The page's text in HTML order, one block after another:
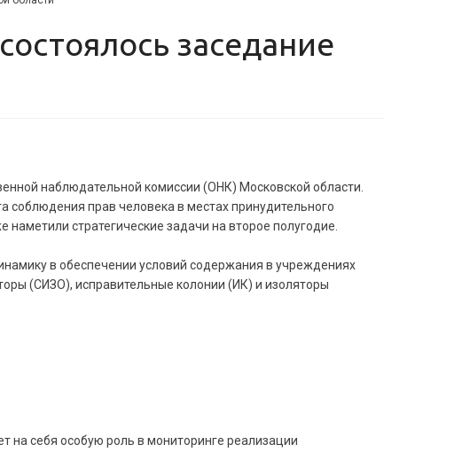
наблюдательной комиссии (ОНК) Московской области.
соблюдения прав человека в местах принудительного
стратегические задачи на второе полугодие.
в обеспечении условий содержания в учреждениях
(СИЗО), исправительные колонии (ИК) и изоляторы
на себя особую роль в мониторинге реализации